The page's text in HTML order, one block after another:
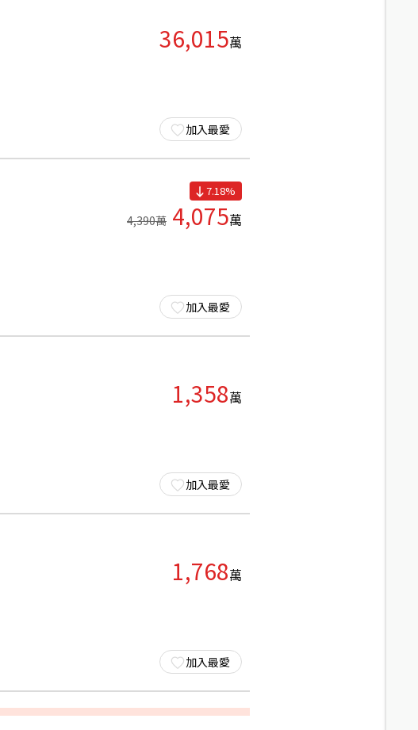
36,015萬
加入最愛
7.18%
4,390萬 4,075萬
加入最愛
1,358萬
加入最愛
1,768萬
加入最愛